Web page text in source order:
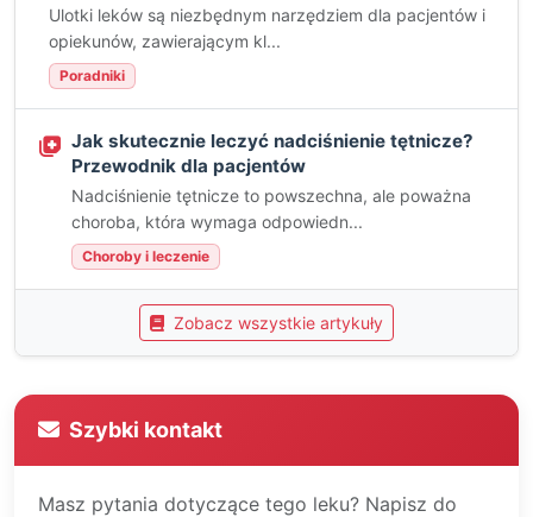
Ulotki leków są niezbędnym narzędziem dla pacjentów i
opiekunów, zawierającym kl...
Poradniki
Jak skutecznie leczyć nadciśnienie tętnicze?
Przewodnik dla pacjentów
Nadciśnienie tętnicze to powszechna, ale poważna
choroba, która wymaga odpowiedn...
Choroby i leczenie
Zobacz wszystkie artykuły
Szybki kontakt
Masz pytania dotyczące tego leku? Napisz do